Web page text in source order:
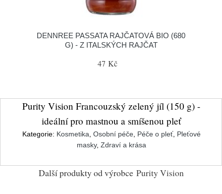
DENNREE PASSATA RAJČATOVÁ BIO (680
G) - Z ITALSKÝCH RAJČAT
47 Kč
Purity Vision Francouzský zelený jíl (150 g) -
ideální pro mastnou a smíšenou pleť
Kategorie: Kosmetika Osobní péče Péče o pleť, Pleťové
masky, Zdraví a krása
Další produkty od výrobce Purity Vision